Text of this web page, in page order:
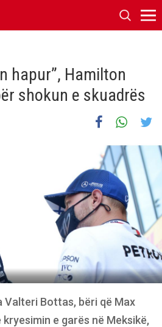
hapur”, Hamilton
shokun e skuadrës
Valteri Bottas, bëri që Max
e garës në Meksikë,